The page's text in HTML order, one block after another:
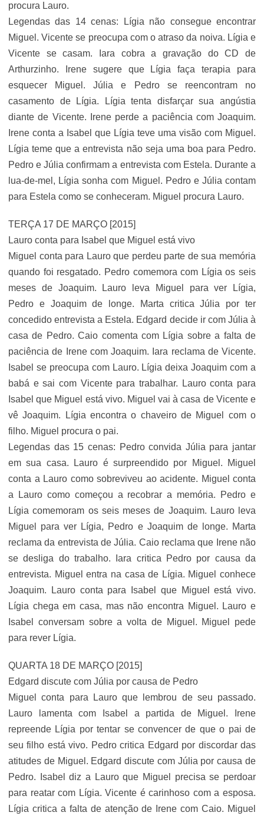
procura Lauro.
Legendas das 14 cenas: Lígia não consegue encontrar
Miguel. Vicente se preocupa com o atraso da noiva. Lígia e
Vicente se casam. Iara cobra a gravação do CD de
Arthurzinho. Irene sugere que Lígia faça terapia para
esquecer Miguel. Júlia e Pedro se reencontram no
casamento de Lígia. Lígia tenta disfarçar sua angústia
diante de Vicente. Irene perde a paciência com Joaquim.
Irene conta a Isabel que Lígia teve uma visão com Miguel.
Lígia teme que a entrevista não seja uma boa para Pedro.
Pedro e Júlia confirmam a entrevista com Estela. Durante a
lua-de-mel, Lígia sonha com Miguel. Pedro e Júlia contam
para Estela como se conheceram. Miguel procura Lauro.
TERÇA 17 DE MARÇO [2015]
Lauro conta para Isabel que Miguel está vivo
Miguel conta para Lauro que perdeu parte de sua memória
quando foi resgatado. Pedro comemora com Lígia os seis
meses de Joaquim. Lauro leva Miguel para ver Lígia,
Pedro e Joaquim de longe. Marta critica Júlia por ter
concedido entrevista a Estela. Edgard decide ir com Júlia à
casa de Pedro. Caio comenta com Lígia sobre a falta de
paciência de Irene com Joaquim. Iara reclama de Vicente.
Isabel se preocupa com Lauro. Lígia deixa Joaquim com a
babá e sai com Vicente para trabalhar. Lauro conta para
Isabel que Miguel está vivo. Miguel vai à casa de Vicente e
vê Joaquim. Lígia encontra o chaveiro de Miguel com o
filho. Miguel procura o pai.
Legendas das 15 cenas: Pedro convida Júlia para jantar
em sua casa. Lauro é surpreendido por Miguel. Miguel
conta a Lauro como sobreviveu ao acidente. Miguel conta
a Lauro como começou a recobrar a memória. Pedro e
Lígia comemoram os seis meses de Joaquim. Lauro leva
Miguel para ver Lígia, Pedro e Joaquim de longe. Marta
reclama da entrevista de Júlia. Caio reclama que Irene não
se desliga do trabalho. Iara critica Pedro por causa da
entrevista. Miguel entra na casa de Lígia. Miguel conhece
Joaquim. Lauro conta para Isabel que Miguel está vivo.
Lígia chega em casa, mas não encontra Miguel. Lauro e
Isabel conversam sobre a volta de Miguel. Miguel pede
para rever Lígia.
QUARTA 18 DE MARÇO [2015]
Edgard discute com Júlia por causa de Pedro
Miguel conta para Lauro que lembrou de seu passado.
Lauro lamenta com Isabel a partida de Miguel. Irene
repreende Lígia por tentar se convencer de que o pai de
seu filho está vivo. Pedro critica Edgard por discordar das
atitudes de Miguel. Edgard discute com Júlia por causa de
Pedro. Isabel diz a Lauro que Miguel precisa se perdoar
para reatar com Lígia. Vicente é carinhoso com a esposa.
Lígia critica a falta de atenção de Irene com Caio. Miguel